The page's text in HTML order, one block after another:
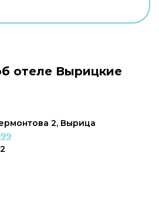
отеле Вырицкие
2, Вырица
2